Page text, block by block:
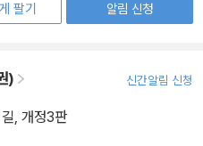
팔기
알림 신청
) 신간알림 신청
, 개정3판